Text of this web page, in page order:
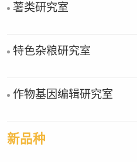
薯类研究室
特色杂粮研究室
作物基因编辑研究室
新品种